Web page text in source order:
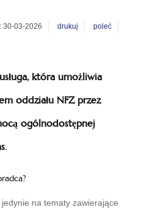
30-03-2026 drukuj
poleć
która umożliwia
oddziału NFZ przez
ogólnodostępnej
na tematy zawierające